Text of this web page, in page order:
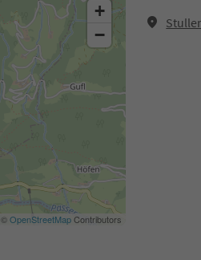
+
−
©OpenStreetMapContributors